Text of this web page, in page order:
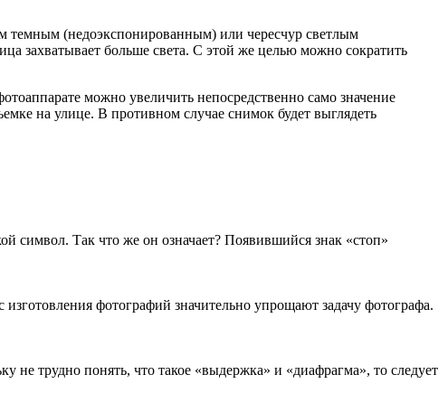
темным (недоэкспонированным) или чересчур светлым
захватывает больше света. С этой же целью можно сократить
можно увеличить непосредственно само значение
на улице. В противном случае снимок будет выглядеть
символ. Так что же он означает? Появившийся знак «стоп»
фотографий значительно упрощают задачу фотографа.
не трудно понять, что такое «выдержка» и «диафрагма», то следует